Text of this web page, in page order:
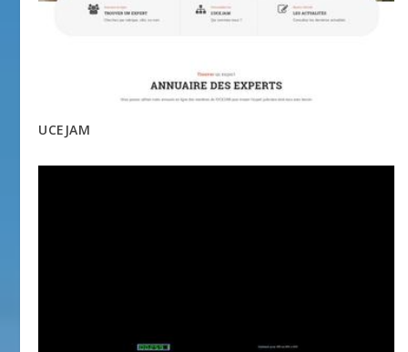
UCEJAM